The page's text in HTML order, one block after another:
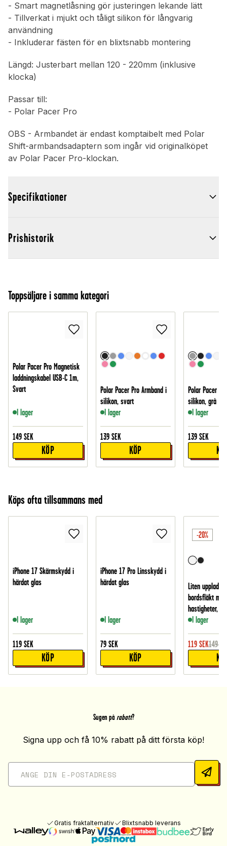
- Smart magnetlåsning gör justeringen lekande lätt
- Tillverkat i mjukt och tåligt silikon för långvarig
användning
- Inkluderar fästen för en blixtsnabb montering
Längd: Justerbart mellan 120 - 220mm (inklusive
klocka)
Passar till:
- Polar Pacer Pro
OBS - Armbandet är endast komptaibelt med Polar
Shift-armbandsadaptern som ingår vid originalköpet
av Polar Pacer Pro-klockan.
Specifikationer
Prishistorik
Toppsäljare i samma kategori
Polar Pacer Pro Magnetisk
laddningskabel USB-C 1m,
Svart
I lager
149 SEK
KÖP
Polar Pacer Pro Armband i
silikon, svart
I lager
139 SEK
KÖP
Polar Pacer
silikon, grå
I lager
139 SEK
Köps ofta tillsammans med
iPhone 17 Skärmskydd i
härdat glas
I lager
119 SEK
KÖP
iPhone 17 Pro Linsskydd i
härdat glas
I lager
79 SEK
KÖP
-20%
Liten
bordsfläkt
hastigheter, Vit
I lager
119 SEK149
Sugen på rabatt?
Signa upp och få 10% rabatt på ditt första köp!
Gratis fraktalternativ Blixtsnabb leverans